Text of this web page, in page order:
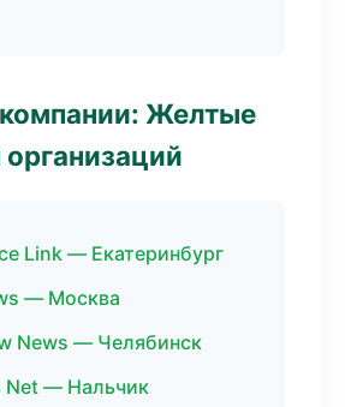
Желтые
Link — Екатеринбург
— Москва
News — Челябинск
Net — Нальчик